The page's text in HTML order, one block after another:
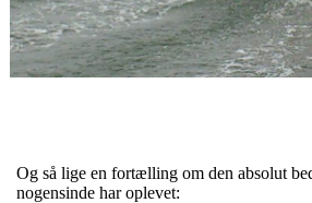
Og så lige en fortælling om den absolut
nogensinde har oplevet: